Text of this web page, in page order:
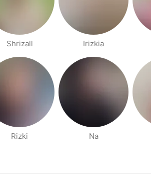
Shrizall Irizkia
Rizki Na